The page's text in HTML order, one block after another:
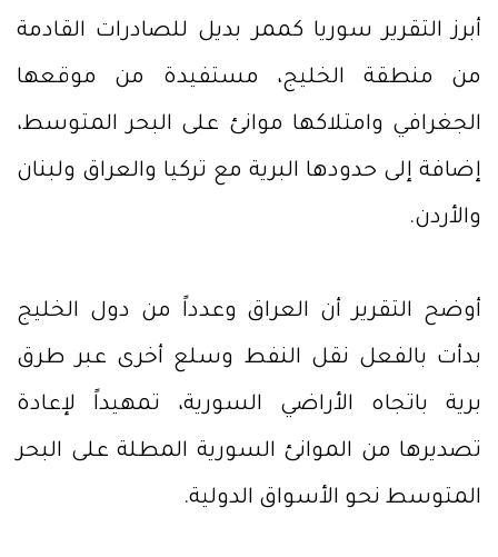
أبرز التقرير سوريا كممر بديل للصادرات القادمة
من منطقة الخليج، مستفيدة من موقعها
الجغرافي وامتلاكها موانئ على البحر المتوسط،
إضافة إلى حدودها البرية مع تركيا والعراق ولبنان
والأردن.
أوضح التقرير أن العراق وعدداً من دول الخليج
بدأت بالفعل نقل النفط وسلع أخرى عبر طرق
برية باتجاه الأراضي السورية، تمهيداً لإعادة
تصديرها من الموانئ السورية المطلة على البحر
المتوسط نحو الأسواق الدولية.